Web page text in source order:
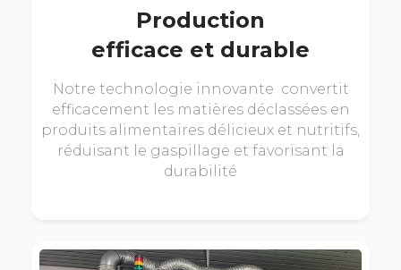
Production
efficace et durable
Notre technologie innovante convertit
efficacement les matières déclassées en
produits alimentaires délicieux et nutritifs,
réduisant le gaspillage et favorisant la
durabilité